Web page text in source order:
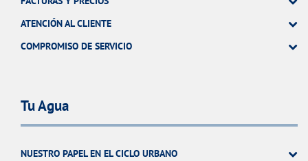
ATENCIÓN AL CLIENTE
COMPROMISO DE SERVICIO
Tu Agua
NUESTRO PAPEL EN EL CICLO URBANO